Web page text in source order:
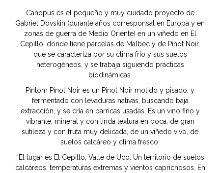
Canopus es el pequeño y muy cuidado proyecto de
Gabriel Dovskin (durante años corresponsal en Europa y en
zonas de guerra de Medio Oriente) en un viñedo en El
Cepillo, donde tiene parcelas de Malbec y de Pinot Noir,
que se caracteriza por su clima frío y sus suelos
heterogéneos, y se trabaja siguiendo prácticas
biodinámicas.
Pintom Pinot Noir es un Pinot Noir molido y pisado, y
fermentado con levaduras nativas, buscando baja
extracción, y se cría en barricas usadas. Es un vino fino y
vibrante, mineral y con linda textura en boca, de gran
sutileza y con fruta muy delicada, de un viñedo vivo, de
suelos calcáreo y clima fresco.
“El lugar es El Cepillo, Valle de Uco. Un territorio de suelos
calcáreos, temperaturas extremas y vientos caprichosos. En